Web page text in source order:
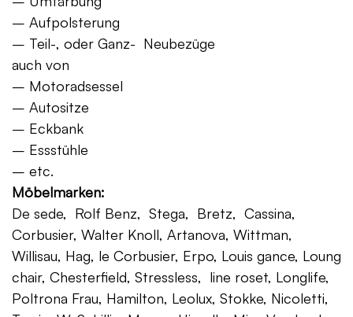
– Aufpolsterung
– Teil-, oder Ganz- Neubezüge
auch von
– Motoradsessel
– Autositze
– Eckbank
– Essstühle
– etc.
Möbelmarken:
De sede, Rolf Benz, Stega, Bretz, Cassina,
Corbusier, Walter Knoll, Artanova, Wittman,
Willisau, Hag, le Corbusier, Erpo, Louis gance, Loung
chair, Chesterfield, Stressless, line roset, Longlife,
Poltrona Frau, Hamilton, Leolux, Stokke, Nicoletti,